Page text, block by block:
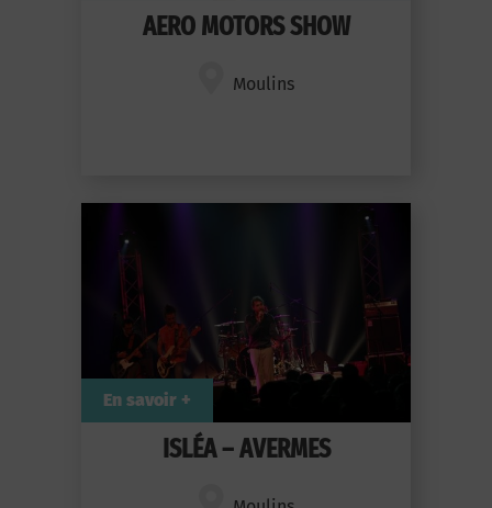
AERO MOTORS SHOW
Moulins
ISLÉA – AVERMES
En savoir +